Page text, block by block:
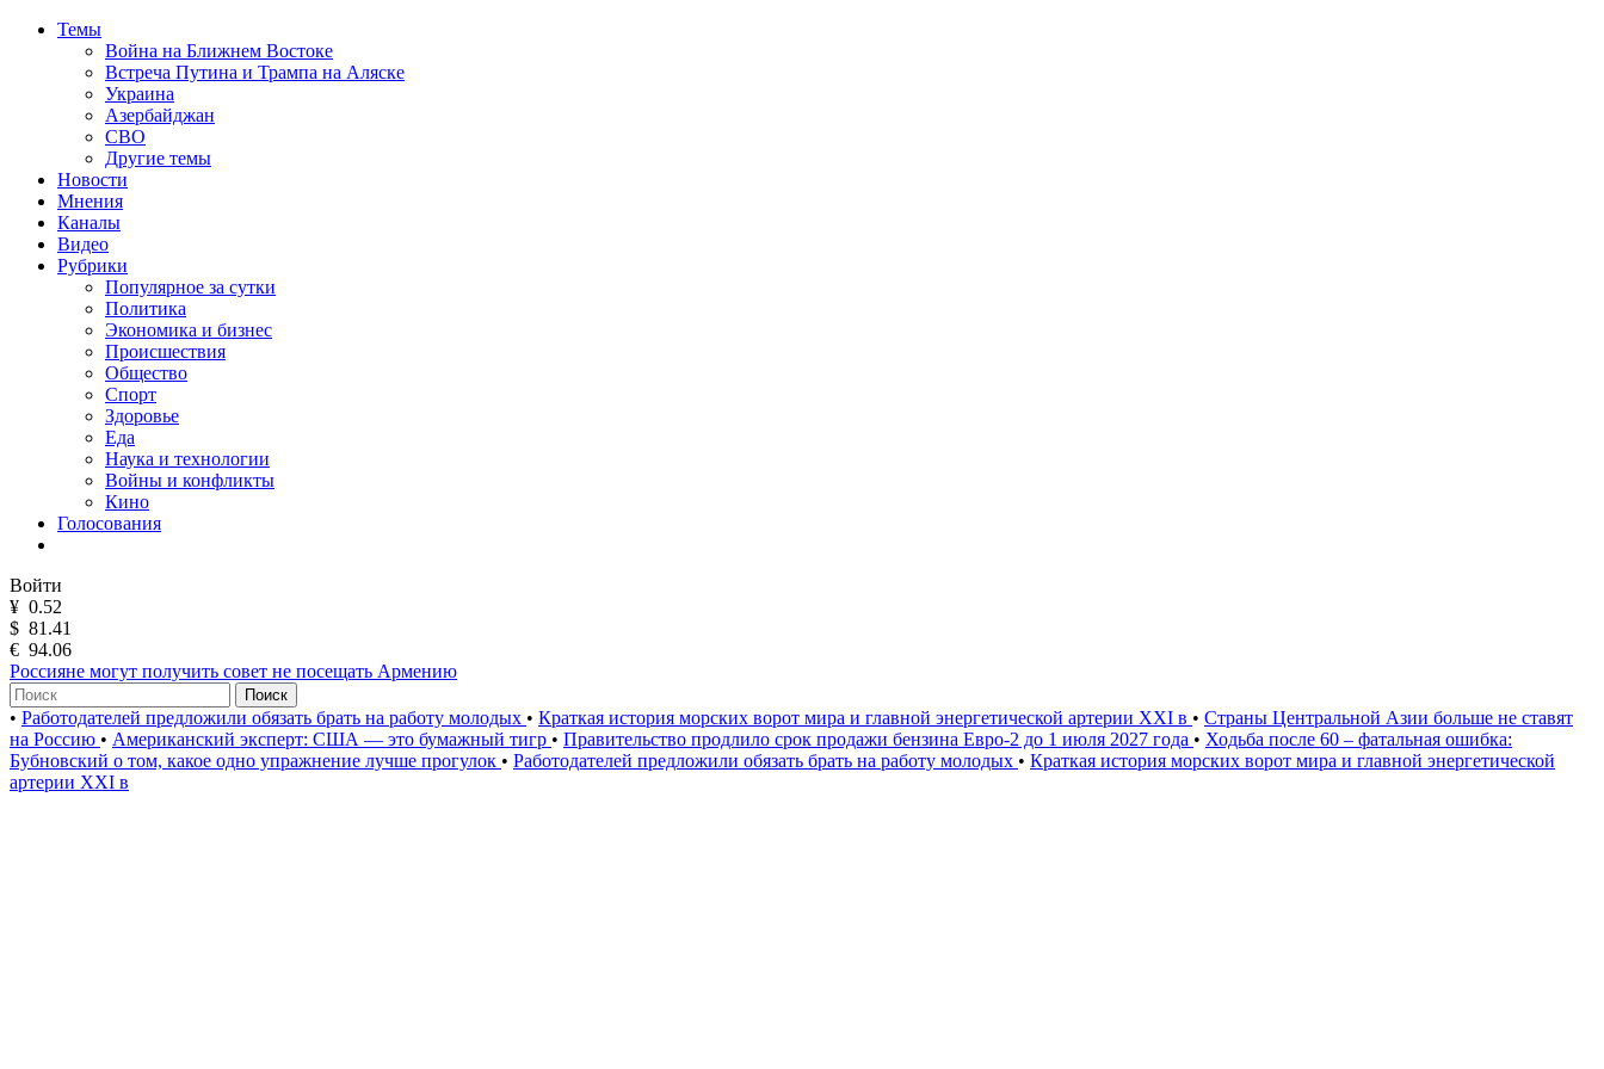
Темы
Война на Ближнем Востоке
Встреча Путина и Трампа на Аляске
Украина
Азербайджан
СВО
Другие темы
Новости
Мнения
Каналы
Видео
Рубрики
Популярное за сутки
Политика
Экономика и бизнес
Происшествия
Общество
Спорт
Здоровье
Еда
Наука и технологии
Войны и конфликты
Кино
Голосования
Войти
¥ 0.52
$ 81.41
€ 94.06
Россияне могут получить совет не посещать Армению
Поиск
• Работодателей предложили обязать брать на работу молодых • Краткая история морских ворот мира и главной энергетической артерии XXI в • Страны Центральной Азии больше не ставят
на Россию • Американский эксперт: США — это бумажный тигр • Правительство продлило срок продажи бензина Евро-2 до 1 июля 2027 года • Ходьба после 60 – фатальная ошибка:
Бубновский о том, какое одно упражнение лучше прогулок • Работодателей предложили обязать брать на работу молодых • Краткая история морских ворот мира и главной энергетической
артерии XXI в